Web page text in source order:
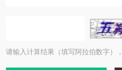
请输入计算结果（填写阿拉伯数字）